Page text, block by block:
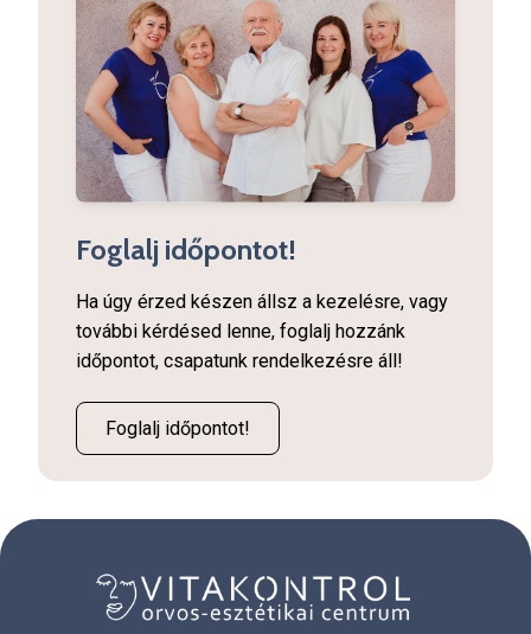
Foglalj időpontot!
Ha úgy érzed készen állsz a kezelésre, vagy
további kérdésed lenne, foglalj hozzánk
időpontot, csapatunk rendelkezésre áll!
Foglalj időpontot!